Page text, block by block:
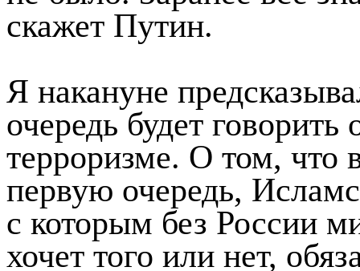
скажет Путин.
Я накануне
очередь будет
терроризме. О том, что
первую очередь,
с которым без России
хочет того или нет,